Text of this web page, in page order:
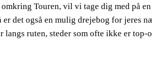
Touren, vil vi tage dig med på en
det også en mulig drejebog for jeres
langs ruten, steder som ofte ikke er top-